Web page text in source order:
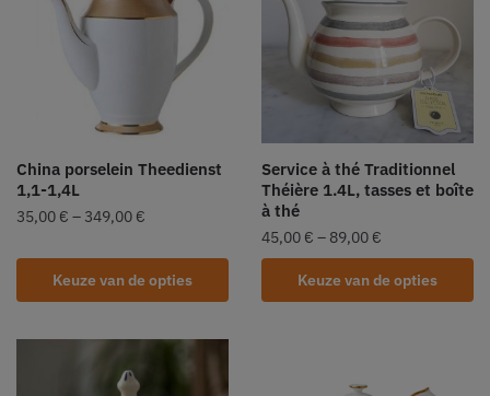
China porselein Theedienst
1,1-1,4L
35,00 € – 349,00 €
Keuze van de opties
Service à thé Traditionnel
Théière 1.4L, tasses et boîte
à thé
45,00 € – 89,00 €
Keuze van de opties